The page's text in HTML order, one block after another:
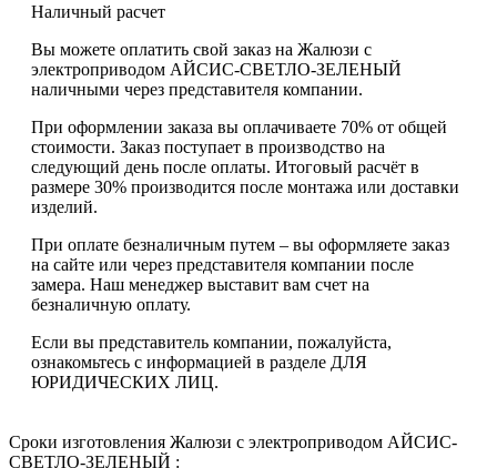
Наличный расчет
Вы можете оплатить свой заказ на Жалюзи с
электроприводом АЙСИС-СВЕТЛО-ЗЕЛЕНЫЙ
наличными через представителя компании.
При оформлении заказа вы оплачиваете 70% от общей
стоимости. Заказ поступает в производство на
следующий день после оплаты. Итоговый расчёт в
размере 30% производится после монтажа или доставки
изделий.
При оплате безналичным путем – вы оформляете заказ
на сайте или через представителя компании после
замера. Наш менеджер выставит вам счет на
безналичную оплату.
Если вы представитель компании, пожалуйста,
ознакомьтесь с информацией в разделе ДЛЯ
ЮРИДИЧЕСКИХ ЛИЦ.
Сроки изготовления Жалюзи с электроприводом АЙСИС-
СВЕТЛО-ЗЕЛЕНЫЙ :